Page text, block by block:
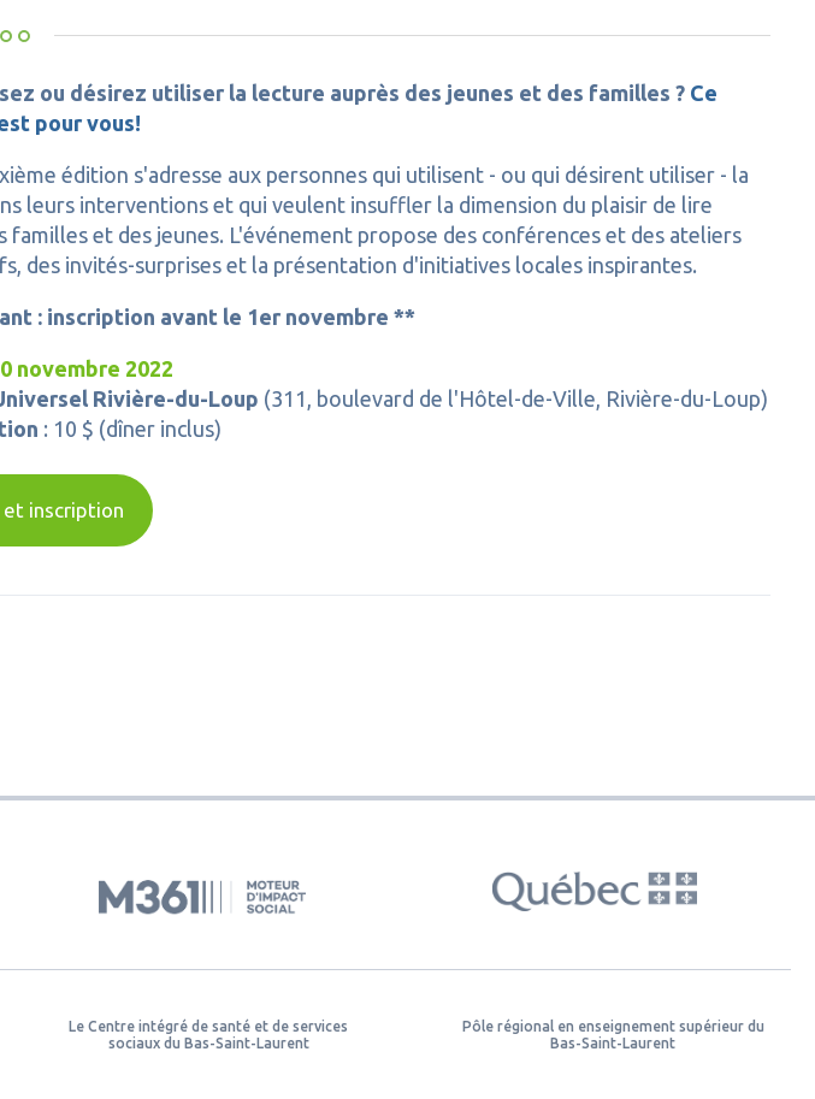
ou désirez utiliser la lecture auprès des jeunes et des familles ? Ce
pour vous!
édition s'adresse aux personnes qui utilisent - ou qui désirent utiliser - la
leurs interventions et qui veulent insuffler la dimension du plaisir de lire
familles et des jeunes. L'événement propose des conférences et des ateliers
des invités-surprises et la présentation d'initiatives locales inspirantes.
: inscription avant le 1er novembre **
novembre 2022
Rivière-du-Loup (311, boulevard de l'Hôtel-de-Ville, Rivière-du-Loup)
: 10 $ (dîner inclus)
inscription
Le Centre intégré de santé et de services
sociaux du Bas-Saint-Laurent
Pôle régional en enseignement supérieur du
Bas-Saint-Laurent